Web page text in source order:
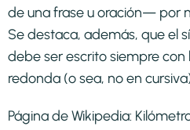
de una frase u oración— por
Se destaca, además, que el
debe ser escrito siempre con
redonda (o sea, no en
Página de Wikipedia: